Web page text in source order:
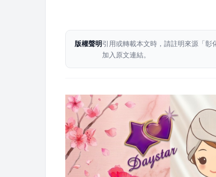
版權聲明引用或轉載本文時，請註明來源「彰
加入原文連結。